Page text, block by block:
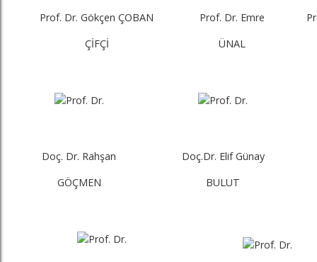
Prof. Dr. Gökçen ÇOBAN
ÇİFÇİ
Prof. Dr. Emre
ÜNAL
Doç. Dr. Rahşan
GÖÇMEN
Doç.Dr. Elif Günay
BULUT